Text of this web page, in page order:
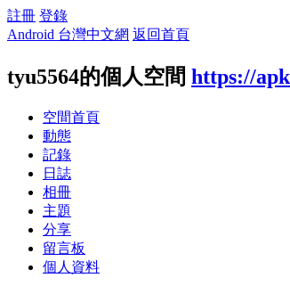
註冊 登錄
Android 台灣中文網 返回首頁
tyu5564的個人空間 https://
空間首頁
動態
記錄
日誌
相冊
主題
分享
留言板
個人資料